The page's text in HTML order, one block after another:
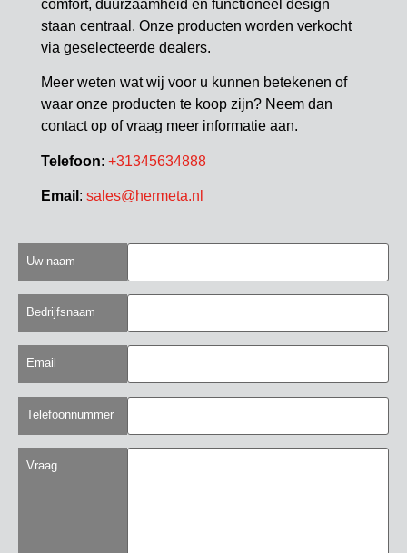
comfort, duurzaamheid en functioneel design
staan centraal. Onze producten worden verkocht
via geselecteerde dealers.
Meer weten wat wij voor u kunnen betekenen of
waar onze producten te koop zijn? Neem dan
contact op of vraag meer informatie aan.
Telefoon: +31345634888
Email : sales@hermeta.nl
Uw naam
Bedrijfsnaam
Email
Telefoonnummer
Vraag